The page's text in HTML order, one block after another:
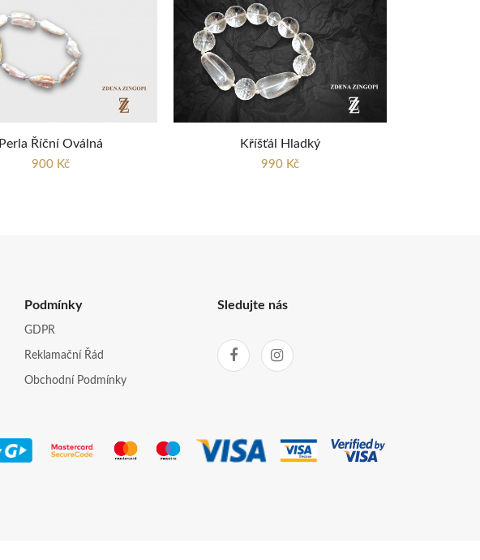
Perla Říční Oválná
900 Kč
Kříšťál Hladký
990 Kč
Podmínky
GDPR
Reklamační Řád
Obchodní Podmínky
Sledujte nás